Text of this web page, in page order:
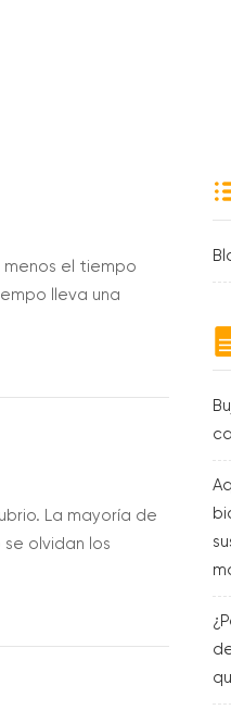
el tiempo
lleva una
La mayoría de
olvidan los